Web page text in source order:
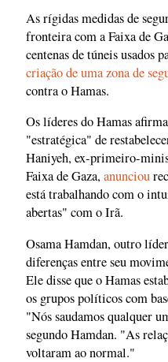
As rígidas medidas de
fronteira com a Faixa de
centenas de túneis usados
criação de uma zona de
contra o Hamas.
Os líderes do Hamas
"estratégica" de
Haniyeh, ex-primeiro-
Faixa de Gaza,anunciou
está trabalhando com o
abertas" com o Irã.
Osama Hamdan, outro
diferenças entre seu
Ele disse que o Hamas
os grupos políticos com
"Nós saudamos qualquer
segundo Hamdan. "As
voltaram ao normal."